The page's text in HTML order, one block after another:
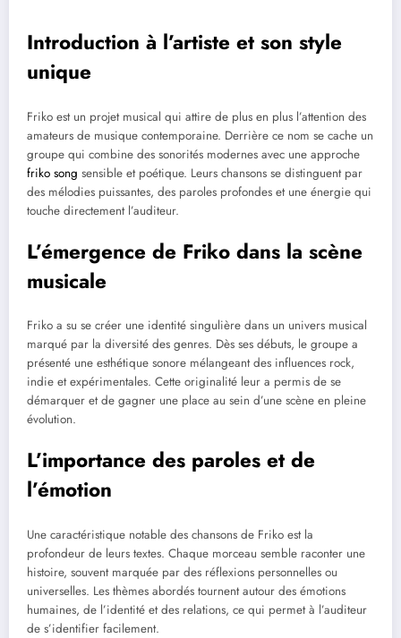
Introduction à l’artiste et son style
unique
Friko est un projet musical qui attire de plus en plus l’attention des
amateurs de musique contemporaine. Derrière ce nom se cache un
groupe qui combine des sonorités modernes avec une approche
friko song sensible et poétique. Leurs chansons se distinguent par
des mélodies puissantes, des paroles profondes et une énergie qui
touche directement l’auditeur.
L’émergence de Friko dans la scène
musicale
Friko a su se créer une identité singulière dans un univers musical
marqué par la diversité des genres. Dès ses débuts, le groupe a
présenté une esthétique sonore mélangeant des influences rock,
indie et expérimentales. Cette originalité leur a permis de se
démarquer et de gagner une place au sein d’une scène en pleine
évolution.
L’importance des paroles et de
l’émotion
Une caractéristique notable des chansons de Friko est la
profondeur de leurs textes. Chaque morceau semble raconter une
histoire, souvent marquée par des réflexions personnelles ou
universelles. Les thèmes abordés tournent autour des émotions
humaines, de l’identité et des relations, ce qui permet à l’auditeur
de s’identifier facilement.